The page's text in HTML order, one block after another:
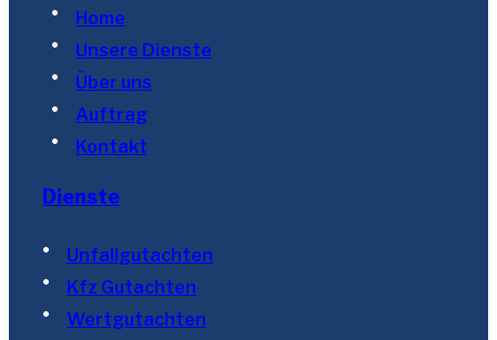
Home
Unsere Dienste
Über uns
Auftrag
Kontakt
Dienste
Unfallgutachten
Kfz Gutachten
Wertgutachten